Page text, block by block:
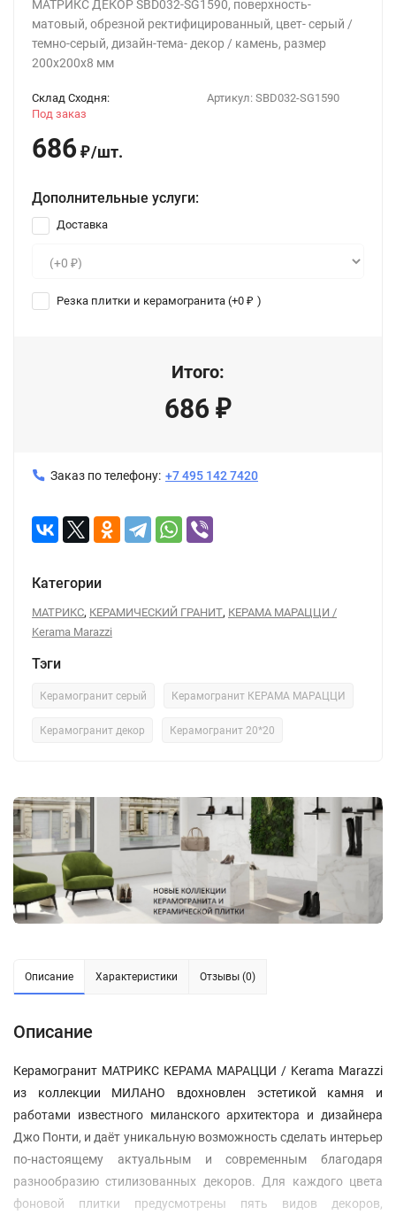
МАТРИКС ДЕКОР SBD032-SG1590, поверхность-
матовый, обрезной ректифицированный, цвет- серый /
темно-серый, дизайн-тема- декор / камень, размер
200x200х8 мм
Артикул: SBD032-SG1590
Склад Сходня:
Под заказ
686 ₽/шт.
Дополнительные услуги:
Доставка
Резка плитки и керамогранита (+0 ₽ )
Итого:
686 ₽
Заказ по телефону: +7 495 142 7420
Категории
МАТРИКС, КЕРАМИЧЕСКИЙ ГРАНИТ, КЕРАМА МАРАЦЦИ /
Kerama Marazzi
Тэги
Керамогранит серый Керамогранит КЕРАМА МАРАЦЦИ
Керамогранит декор Керамогранит 20*20
Описание Характеристики Отзывы (0)
Описание
Керамогранит МАТРИКС КЕРАМА МАРАЦЦИ / Kerama Marazzi
из коллекции МИЛАНО вдохновлен эстетикой камня и
работами известного миланского архитектора и дизайнера
Джо Понти, и даёт уникальную возможность сделать интерьер
по-настоящему актуальным и современным благодаря
разнообразию стилизованных декоров. Для каждого цвета
фоновой плитки предусмотрены пять видов декоров,